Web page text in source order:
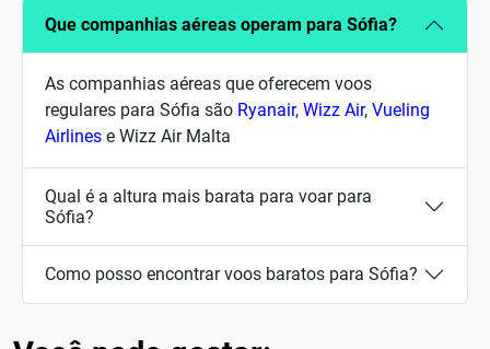
Que companhias aéreas operam para Sófia?
As companhias aéreas que oferecem voos
regulares para Sófia são Ryanair, Wizz Air, Vueling
Airlines e Wizz Air Malta
Qual é a altura mais barata para voar para
Sófia?
Como posso encontrar voos baratos para Sófia?